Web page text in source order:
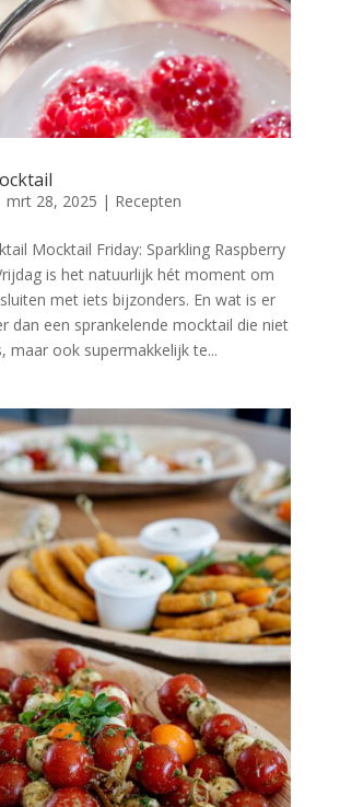
mrt 28, 2025 | Recepten
Mocktail Friday: Sparkling Raspberry
is het natuurlijk hét moment om
met iets bijzonders. En wat is er
dan een sprankelende mocktail die niet
maar ook supermakkelijk te...